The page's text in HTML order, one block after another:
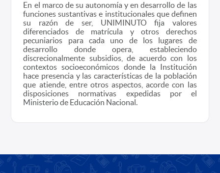
En el marco de su autonomía y en desarrollo de las
funciones sustantivas e institucionales que definen
su razón de ser, UNIMINUTO fija valores
diferenciados de matrícula y otros derechos
pecuniarios para cada uno de los lugares de
desarrollo donde opera, estableciendo
discrecionalmente subsidios, de acuerdo con los
contextos socioeconómicos donde la Institución
hace presencia y las características de la población
que atiende, entre otros aspectos, acorde con las
disposiciones normativas expedidas por el
Ministerio de Educación Nacional.